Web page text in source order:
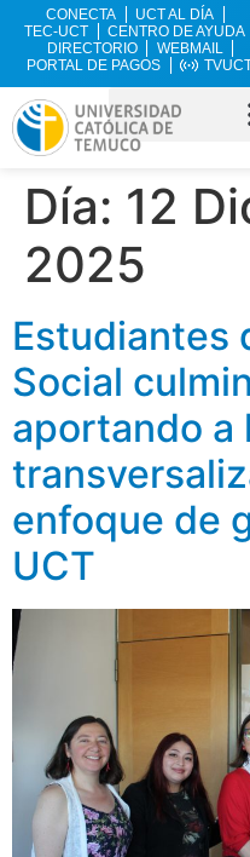
CONECTA
UCT AL DÍA
TEC-UCT
CENTRO DE AYUDA
DIRECTORIO
WEBMAIL
PORTAL DE PAGOS
Día: 12
2025
Estudiantes
Social
aportando a
enfoque de
UCT